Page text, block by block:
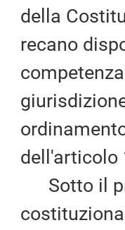
della
recano
dell'articolo
Sotto il